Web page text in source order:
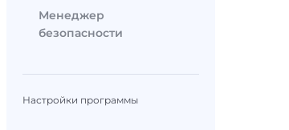
Менеджер
безопасности
Настройки программы